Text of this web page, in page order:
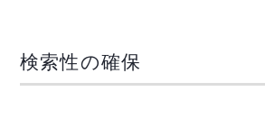
検索性の確保